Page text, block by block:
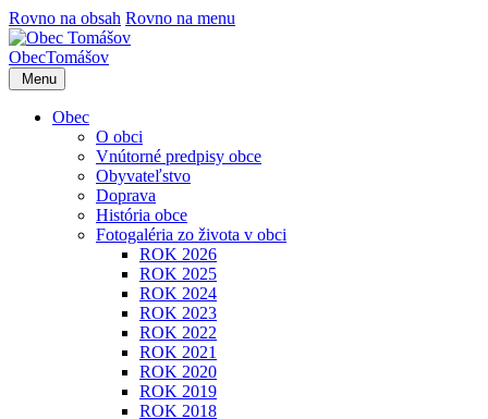
Rovno na obsah Rovno na menu
ObecTomášov
Menu
Obec
O obci
Vnútorné predpisy obce
Obyvateľstvo
Doprava
História obce
Fotogaléria zo života v obci
ROK 2026
ROK 2025
ROK 2024
ROK 2023
ROK 2022
ROK 2021
ROK 2020
ROK 2019
ROK 2018